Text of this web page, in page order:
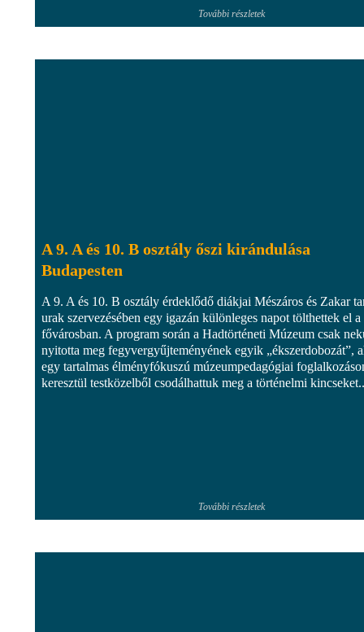
További részletek
A 9. A és 10. B osztály őszi kirándulása
Budapesten
A 9. A és 10. B osztály érdeklődő diákjai Mészáros és Zakar
urak szervezésében egy igazán különleges napot tölthettek el a
fővárosban. A program során a Hadtörténeti Múzeum csak
nyitotta meg fegyvergyűjteményének egyik „ékszerdobozát”,
egy tartalmas élményfókuszú múzeumpedagógiai
keresztül testközelből csodálhattuk meg a történelmi
További részletek